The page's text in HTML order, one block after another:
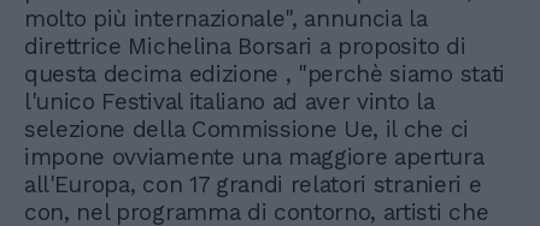
molto più internazionale", annuncia la
direttrice Michelina Borsari a proposito di
questa decima edizione , "perchè siamo stati
l'unico Festival italiano ad aver vinto la
selezione della Commissione Ue, il che ci
impone ovviamente una maggiore apertura
all'Europa, con 17 grandi relatori stranieri e
con, nel programma di contorno, artisti che